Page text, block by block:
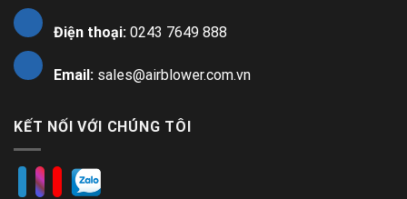
Điện thoại: 0243 7649 888
Email: sales@airblower.com.vn
KẾT NỐI VỚI CHÚNG TÔI